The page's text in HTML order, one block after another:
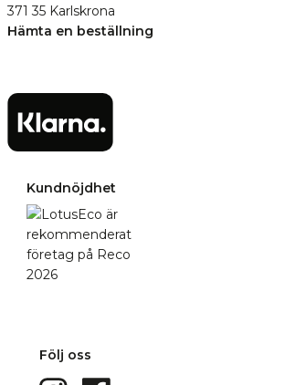
371 35 Karlskrona
Hämta en beställning
Kundnöjdhet
Följ oss